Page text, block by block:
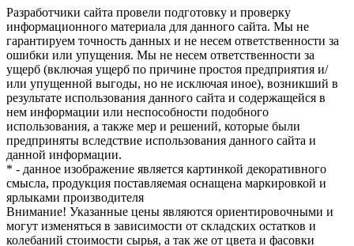
Разработчики сайта провели подготовку и проверку
информационного материала для данного сайта. Мы не
гарантируем точность данных и не несем ответственности за
ошибки или упущения. Мы не несем ответственности за
ущерб (включая ущерб по причине простоя предприятия и/
или упущенной выгоды, но не исключая иное), возникший в
результате использования данного сайта и содержащейся в
нем информации или неспособности подобного
использования, а также мер и решений, которые были
предприняты вследствие использования данного сайта и
данной информации.
* - данное изображение является картинкой декоративного
смысла, продукция поставляемая оснащена маркировкой и
ярлыками производителя
Внимание! Указанные цены являются ориентировочными и
могут изменяться в зависимости от складских остатков и
колебаний стоимости сырья, а так же от цвета и фасовки